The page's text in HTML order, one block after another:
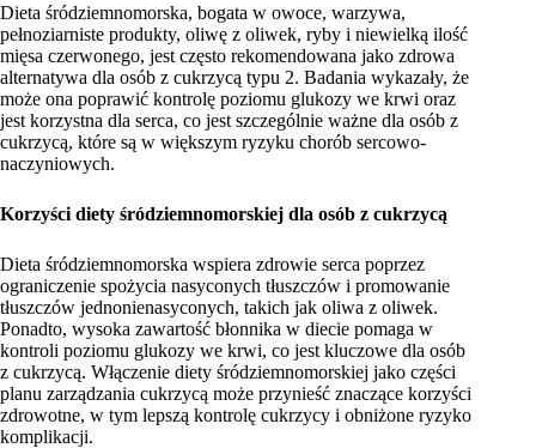
Dieta śródziemnomorska, bogata w owoce, warzywa,
pełnoziarniste produkty, oliwę z oliwek, ryby i niewielką ilość
mięsa czerwonego, jest często rekomendowana jako zdrowa
alternatywa dla osób z cukrzycą typu 2. Badania wykazały, że
może ona poprawić kontrolę poziomu glukozy we krwi oraz
jest korzystna dla serca, co jest szczególnie ważne dla osób z
cukrzycą, które są w większym ryzyku chorób sercowo-
naczyniowych.
Korzyści diety śródziemnomorskiej dla osób z cukrzycą
Dieta śródziemnomorska wspiera zdrowie serca poprzez
ograniczenie spożycia nasyconych tłuszczów i promowanie
tłuszczów jednonienasyconych, takich jak oliwa z oliwek.
Ponadto, wysoka zawartość błonnika w diecie pomaga w
kontroli poziomu glukozy we krwi, co jest kluczowe dla osób
z cukrzycą. Włączenie diety śródziemnomorskiej jako części
planu zarządzania cukrzycą może przynieść znaczące korzyści
zdrowotne, w tym lepszą kontrolę cukrzycy i obniżone ryzyko
komplikacji.